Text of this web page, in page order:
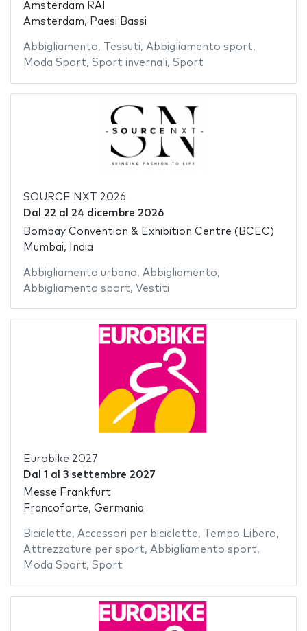
Amsterdam RAI
Amsterdam, Paesi Bassi
Abbigliamento, Tessuti, Abbigliamento sport,
Moda Sport, Sport invernali, Sport
SOURCE NXT 2026
Dal 22 al 24 dicembre 2026
Bombay Convention & Exhibition Centre (BCEC)
Mumbai, India
Abbigliamento urbano, Abbigliamento,
Abbigliamento sport, Vestiti
Eurobike 2027
Dal 1 al 3 settembre 2027
Messe Frankfurt
Francoforte, Germania
Biciclette, Accessori per biciclette, Tempo Libero,
Attrezzature per sport, Abbigliamento sport,
Moda Sport, Sport